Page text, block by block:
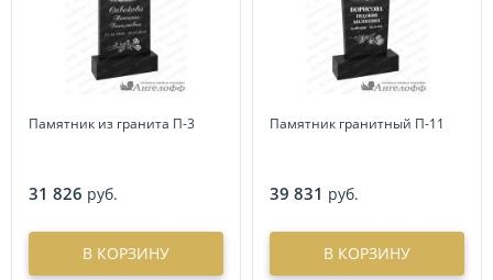
Памятник из гранита П-3
31 826 руб.
В КОРЗИНУ
Памятник гранитный П-11
39 831 руб.
В КОРЗИНУ